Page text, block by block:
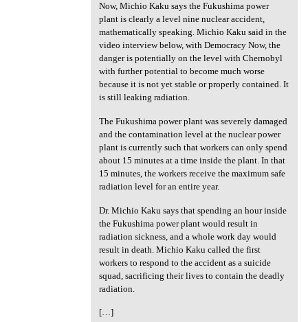
Now, Michio Kaku says the Fukushima power
plant is clearly a level nine nuclear accident,
mathematically speaking. Michio Kaku said in the
video interview below, with Democracy Now, the
danger is potentially on the level with Chernobyl
with further potential to become much worse
because it is not yet stable or properly contained. It
is still leaking radiation.
The Fukushima power plant was severely damaged
and the contamination level at the nuclear power
plant is currently such that workers can only spend
about 15 minutes at a time inside the plant. In that
15 minutes, the workers receive the maximum safe
radiation level for an entire year.
Dr. Michio Kaku says that spending an hour inside
the Fukushima power plant would result in
radiation sickness, and a whole work day would
result in death. Michio Kaku called the first
workers to respond to the accident as a suicide
squad, sacrificing their lives to contain the deadly
radiation.
[…]